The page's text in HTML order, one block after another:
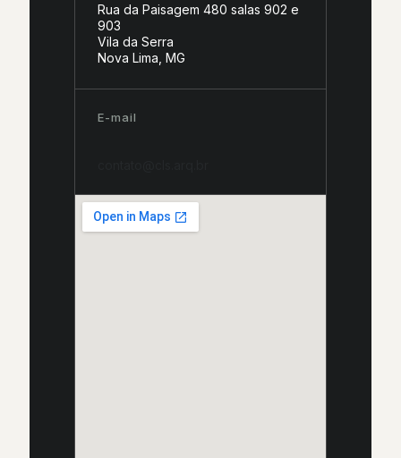
Rua da Paisagem 480 salas 902 e
903
Vila da Serra
Nova Lima, MG
E-mail